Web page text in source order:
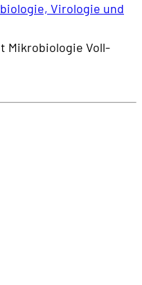
Virologie und
Mikrobiologie Voll-